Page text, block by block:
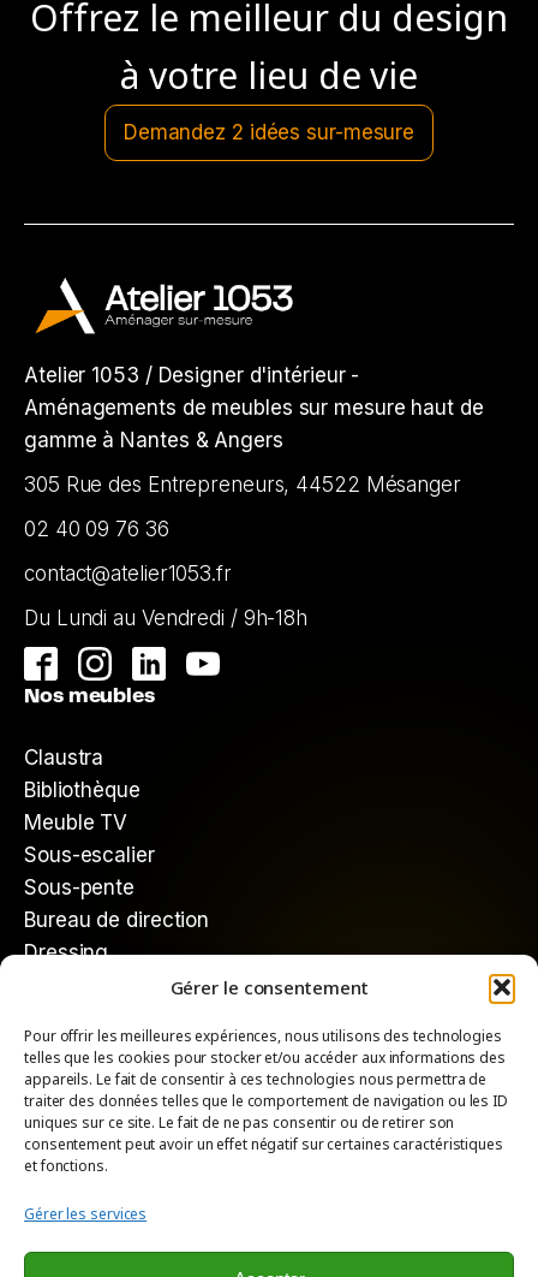
Gérer le consentement
Pour offrir les meilleures expériences, nous utilisons des technologies
telles que les cookies pour stocker et/ou accéder aux informations des
appareils. Le fait de consentir à ces technologies nous permettra de
traiter des données telles que le comportement de navigation ou les ID
uniques sur ce site. Le fait de ne pas consentir ou de retirer son
consentement peut avoir un effet négatif sur certaines caractéristiques
et fonctions.
Gérer les services
Offrez le meilleur du design
à votre lieu de vie
Demandez 2 idées sur-mesure
Atelier 1053 / Designer d'intérieur -
Aménagements de meubles sur mesure haut de
gamme à Nantes & Angers
305 Rue des Entrepreneurs, 44522 Mésanger
02 40 09 76 36
contact@atelier1053.fr
Du Lundi au Vendredi / 9h-18h
Nos meubles
Claustra
Bibliothèque
Meuble TV
Sous-escalier
Sous-pente
Bureau de direction
Dressing
Mieux nous connaître
Qui sommes-nous ?
Comment ça marche
Crédit @Atelier 1053 - Tous droits réservés.